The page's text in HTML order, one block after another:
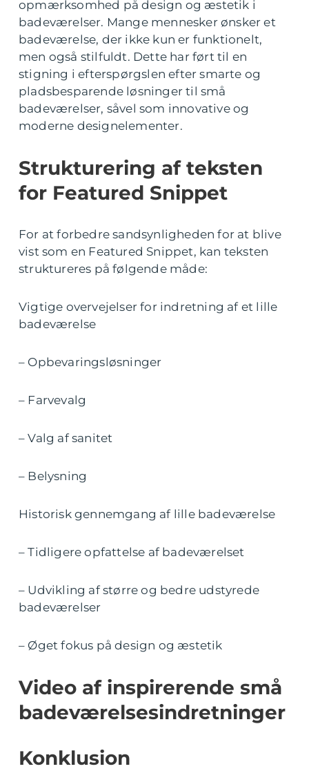
opmærksomhed på design og æstetik i
badeværelser. Mange mennesker ønsker et
badeværelse, der ikke kun er funktionelt,
men også stilfuldt. Dette har ført til en
stigning i efterspørgslen efter smarte og
pladsbesparende løsninger til små
badeværelser, såvel som innovative og
moderne designelementer.
Strukturering af teksten
for Featured Snippet
For at forbedre sandsynligheden for at blive
vist som en Featured Snippet, kan teksten
struktureres på følgende måde:
Vigtige overvejelser for indretning af et lille
badeværelse
– Opbevaringsløsninger
– Farvevalg
– Valg af sanitet
– Belysning
Historisk gennemgang af lille badeværelse
– Tidligere opfattelse af badeværelset
– Udvikling af større og bedre udstyrede
badeværelser
– Øget fokus på design og æstetik
Video af inspirerende små
badeværelsesindretninger
Konklusion